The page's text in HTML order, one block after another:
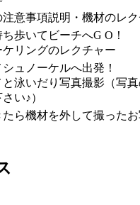
意事項説明・機材のレク
歩いてビーチへG O！
ケリングのレクチャー
ュノーケルへ出発！
と泳いだり写真撮影（写
い♪）
たら機材を外して撮った